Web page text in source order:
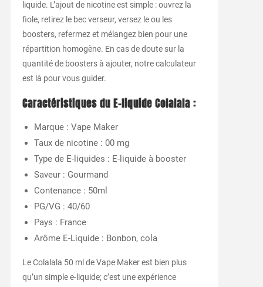
liquide. L’ajout de nicotine est simple : ouvrez la
fiole, retirez le bec verseur, versez le ou les
boosters, refermez et mélangez bien pour une
répartition homogène. En cas de doute sur la
quantité de boosters à ajouter, notre calculateur
est là pour vous guider.
Caractéristiques du E-liquide Colalala :
Marque : Vape Maker
Taux de nicotine : 00 mg
Type de E-liquides : E-liquide à booster
Saveur : Gourmand
Contenance : 50ml
PG/VG : 40/60
Pays : France
Arôme E-Liquide : Bonbon, cola
Le Colalala 50 ml de Vape Maker est bien plus
qu’un simple e-liquide; c’est une expérience